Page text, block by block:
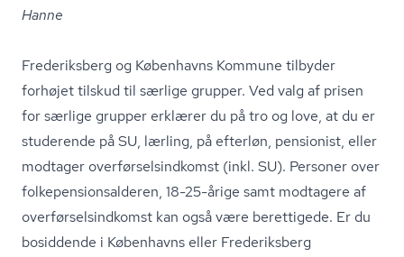
Hanne
Frederiksberg og Københavns Kommune tilbyder
forhøjet tilskud til særlige grupper. Ved valg af prisen
for særlige grupper erklærer du på tro og love, at du er
studerende på SU, lærling, på efterløn, pensionist, eller
modtager over­før­sels­ind­komst (inkl. SU). Personer over
fol­ke­pen­sions­al­de­ren, 18-25-årige samt modtagere af
over­før­sels­ind­komst kan også være berettigede. Er du
bosiddende i Københavns eller Frederiksberg